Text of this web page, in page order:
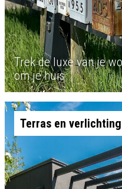
Trek de luxe van je
om je huis
Terras en verlichting